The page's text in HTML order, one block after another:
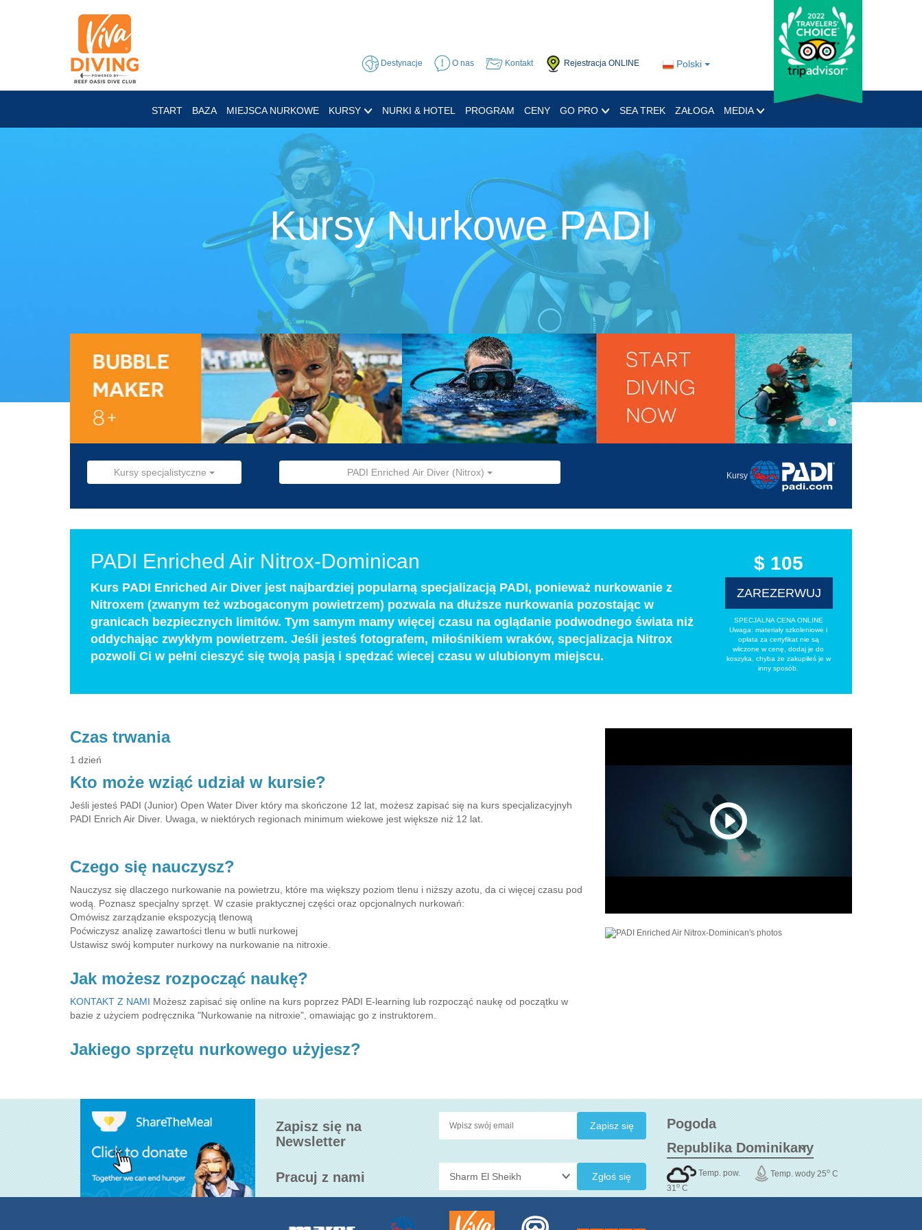
Polski
Destynacje O nas Kontakt Rejestracja ONLINE
START BAZA MIEJSCA NURKOWE KURSY NURKI & HOTEL PROGRAM CENY GO PRO SEA TREK ZAŁOGA MEDIA
Kursy Nurkowe PADI
Kursy specjalistyczne PADI Enriched Air Diver (Nitrox) Kursy
PADI Enriched Air Nitrox-Dominican
Kurs PADI Enriched Air Diver jest najbardziej popularną specjalizacją PADI, ponieważ nurkowanie z
Nitroxem (zwanym też wzbogaconym powietrzem) pozwala na dłuższe nurkowania pozostając w
granicach bezpiecznych limitów. Tym samym mamy więcej czasu na oglądanie podwodnego świata niż
oddychając zwykłym powietrzem. Jeśli jesteś fotografem, miłośnikiem wraków, specjalizacja Nitrox
pozwoli Ci w pełni cieszyć się twoją pasją i spędzać wiecej czasu w ulubionym miejscu.
$ 105
ZAREZERWUJ
SPECJALNA CENA ONLINE
Uwaga: materiały szkoleniowe i
opłata za certyfikat nie są
wliczone w cenę, dodaj je do
koszyka, chyba że zakupiłeś je w
inny sposób.
Czas trwania
1 dzień
Kto może wziąć udział w kursie?
Jeśli jesteś PADI (Junior) Open Water Diver który ma skończone 12 lat, możesz zapisać się na kurs specjalizacyjnyh
PADI Enrich Air Diver. Uwaga, w niektórych regionach minimum wiekowe jest większe niż 12 lat.
Czego się nauczysz?
Nauczysz się dlaczego nurkowanie na powietrzu, które ma większy poziom tlenu i niższy azotu, da ci więcej czasu pod
wodą. Poznasz specjalny sprzęt. W czasie praktycznej części oraz opcjonalnych nurkowań:
Omówisz zarządzanie ekspozycją tlenową
Poćwiczysz analizę zawartości tlenu w butli nurkowej
Ustawisz swój komputer nurkowy na nurkowanie na nitroxie.
Jak możesz rozpocząć naukę?
KONTAKT Z NAMI Możesz zapisać się online na kurs poprzez PADI E-learning lub rozpocząć naukę od początku w
bazie z użyciem podręcznika "Nurkowanie na nitroxie", omawiając go z instruktorem.
Jakiego sprzętu nurkowego użyjesz?
Zapisz się na
Newsletter
Pracuj z nami Zgłoś się
Pogoda
Temp. pow.
31 o C
Temp. wody 25oC